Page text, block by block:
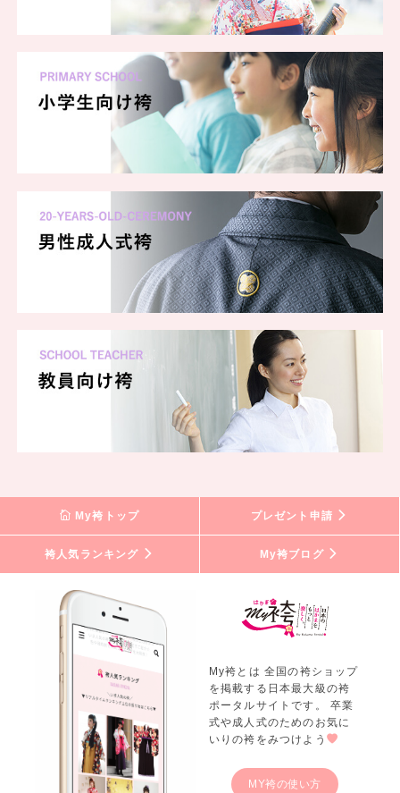
My袴トップ プレゼント申請
袴人気ランキング My袴ブログ
My袴とは 全国の袴ショップ
を掲載する日本最大級の袴
ポータルサイトです。 卒業
式や成人式のためのお気に
いりの袴をみつけよう
MY袴の使い方